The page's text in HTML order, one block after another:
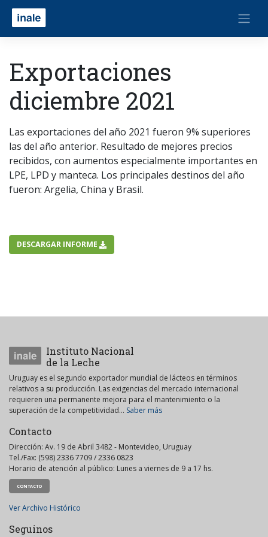
Exportaciones
diciembre 2021
Las exportaciones del año 2021 fueron 9% superiores
las del año anterior. Resultado de mejores precios
recibidos, con aumentos especialmente importantes en
LPE, LPD y manteca. Los principales destinos del año
fueron: Argelia, China y Brasil.
DESCARGAR INFORME
Instituto Nacional
de la Leche
Uruguay es el segundo exportador mundial de lácteos en términos
relativos a su producción. Las exigencias del mercado internacional
requieren una permanente mejora para el mantenimiento o la
superación de la competitividad... Saber más
Contacto
Dirección: Av. 19 de Abril 3482 - Montevideo, Uruguay
Tel./Fax: (598) 2336 7709 / 2336 0823
Horario de atención al público: Lunes a viernes de 9 a 17 hs.
CONTACTO
Ver Archivo Histórico
Seguinos